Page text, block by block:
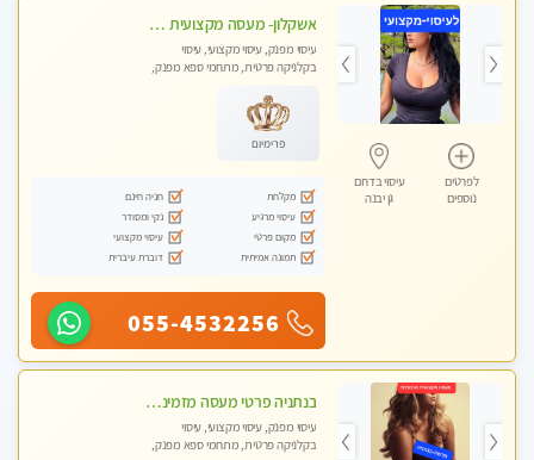
לפרטים
נוספים
עיסוי בדרום
גן יבנה
אשקלון- מעסה מקצועית חדשה ואיכותית לעיסוי מרגיע ומפנק VIP-מומלץ לחלוטין! פרטי! ​​​​​​ Highly recommended
עיסוי מפנק, עיסוי מקצועי, עיסוי
בקלניקה פרטית, מתחמי ספא מפנק,
טנטרה
פרימיום
מקלחת
חניה חינם
עיסוי מרגיע
נקי ומסודר
מקום פרטי
עיסוי מקצועי
תמונה אמיתית
דוברת עיברית
055-4532256
בנתניה פרטי מעסה מזמינה אותך למפגש אחד על אחד בלי שותפות! פינוק מרגיע vip
עיסוי מפנק, עיסוי מקצועי, עיסוי
בקלניקה פרטית, מתחמי ספא מפנק,